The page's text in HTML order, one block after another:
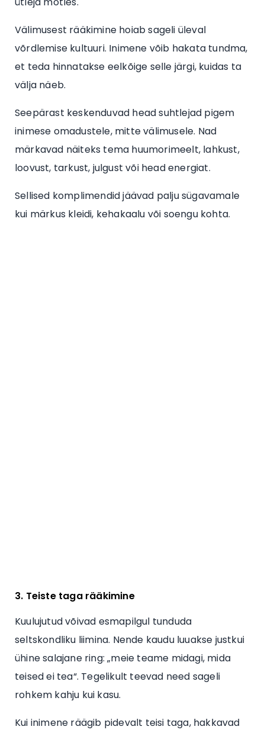
Välimusest rääkimine hoiab sageli üleval
võrdlemise kultuuri. Inimene võib hakata tundma,
et teda hinnatakse eelkõige selle järgi, kuidas ta
välja näeb.
Seepärast keskenduvad head suhtlejad pigem
inimese omadustele, mitte välimusele. Nad
märkavad näiteks tema huumorimeelt, lahkust,
loovust, tarkust, julgust või head energiat.
Sellised komplimendid jäävad palju sügavamale
kui märkus kleidi, kehakaalu või soengu kohta.
3. Teiste taga rääkimine
Kuulujutud võivad esmapilgul tunduda
seltskondliku liimina. Nende kaudu luuakse justkui
ühine salajane ring: „meie teame midagi, mida
teised ei tea“. Tegelikult teevad need sageli
rohkem kahju kui kasu.
Kui inimene räägib pidevalt teisi taga, hakkavad